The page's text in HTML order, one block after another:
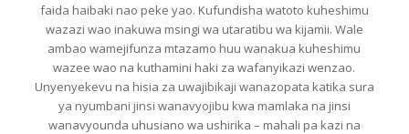
faida haibaki nao peke yao. Kufundisha watoto kuheshimu
wazazi wao inakuwa msingi wa utaratibu wa kijamii. Wale
ambao wamejifunza mtazamo huu wanakua kuheshimu
wazee wao na kuthamini haki za wafanyikazi wenzao.
Unyenyekevu na hisia za uwajibikaji wanazopata katika sura
ya nyumbani jinsi wanavyojibu kwa mamlaka na jinsi
wanavyounda uhusiano wa ushirika – mahali pa kazi na